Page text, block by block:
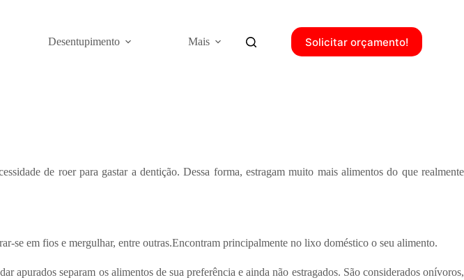
Desentupimento Mais Solicitar orçamento!
de roer para gastar a dentição. Dessa forma, estragam muito mais alimentos do que realmente
se em fios e mergulhar, entre outras.Encontram principalmente no lixo doméstico o seu alimento.
apurados separam os alimentos de sua preferência e ainda não estragados. São considerados onívoros,